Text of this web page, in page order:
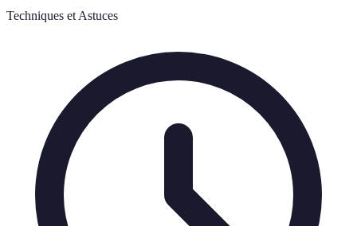
Techniques et Astuces